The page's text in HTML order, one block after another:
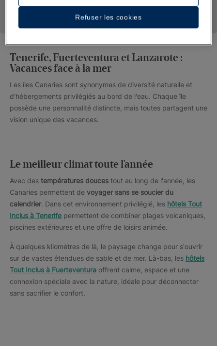
Tenerife, Fuerteventura et Lanzarote :
Vacances face à la mer
Les îles Canaries sont synonymes de diversité naturelle et
d'hébergements privilégiés au bord de l'eau. Chaque île
possède une personnalité distincte, mais toutes partagent une
vision unique des vacances.
Le meilleur climat toute l'année
Avec des températures douces tout au long de l'année, les
Canaries permettent de voyager sans se soucier du
calendrier. Dans cet environnement privilégié, les hôtels Tout
Inclus à Tenerife permettent de combiner plages volcaniques,
piscines extérieures et une offre de loisirs animée.
À quelques kilomètres de là, le paysage change pour s'ouvrir
sur de vastes étendues de sable et de mer. Là-bas, les hôtels
Tout Inclus à Fuerteventura offrent calme, espace et une
connexion spéciale avec la nature, idéale pour déconnecter
sans sacrifier le confort.
Refuser les cookies